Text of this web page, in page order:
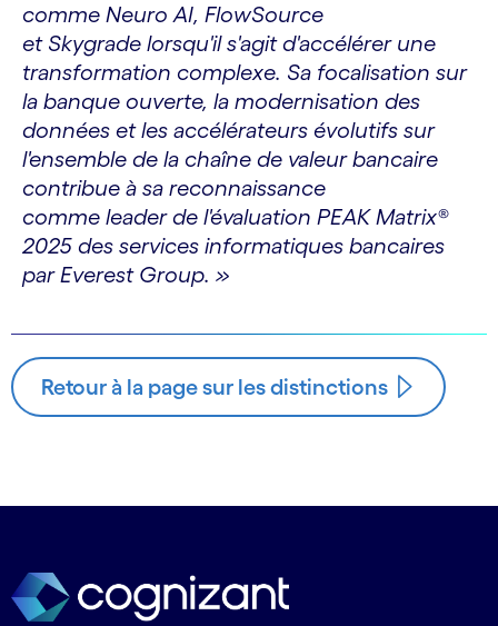
comme Neuro AI, FlowSource
et Skygrade lorsqu'il s'agit d'accélérer une
transformation complexe. Sa focalisation sur
la banque ouverte, la modernisation des
données et les accélérateurs évolutifs sur
l'ensemble de la chaîne de valeur bancaire
contribue à sa reconnaissance
comme leader de l'évaluation PEAK Matrix®
2025 des services informatiques bancaires
par Everest Group. »
Retour à la page sur les distinctions